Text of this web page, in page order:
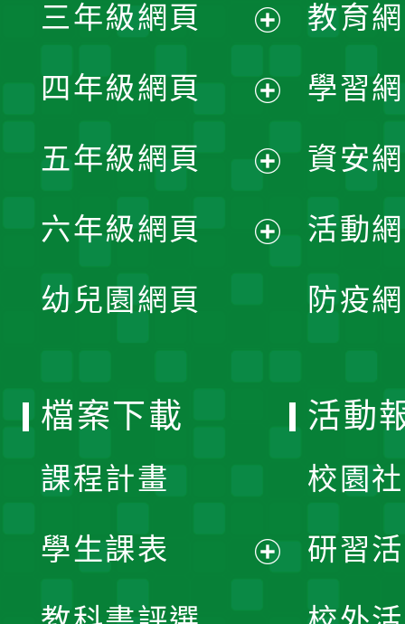
選
單
開
選
單
三年級網頁
開
選
單
四年級網頁
開
選
五年級網頁
開
六年級網頁
幼兒園網頁
教育
學習
資安
活動
防疫
檔案下載
課程計畫
學生課表
活動
校園
研習